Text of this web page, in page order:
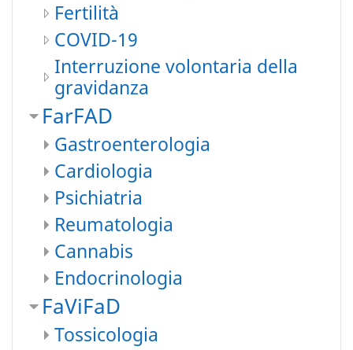
Fertilità
COVID-19
Interruzione volontaria della
gravidanza
FarFAD
Gastroenterologia
Cardiologia
Psichiatria
Reumatologia
Cannabis
Endocrinologia
FaViFaD
Tossicologia